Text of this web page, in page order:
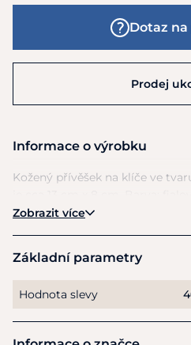
Dotaz
Prodej
Informace o výrobku
Kožený přívěšek na klíče ve
Zobrazit více
Základní parametry
Hodnota slevy